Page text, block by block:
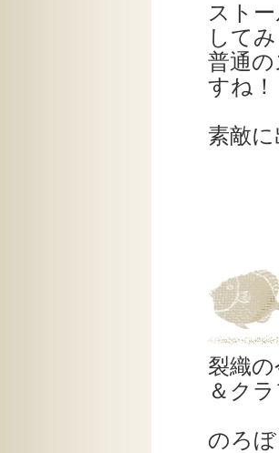
スト
して
普通
すね！
素敵
裂織
＆ク
のろ